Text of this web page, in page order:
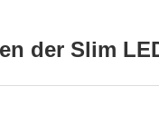
der Slim